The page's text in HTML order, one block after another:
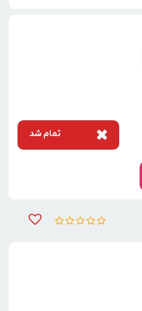
تمام شد